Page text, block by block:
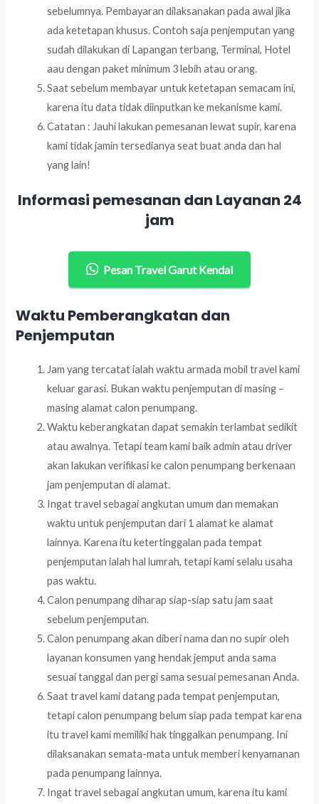
sebelumnya. Pembayaran dilaksanakan pada awal jika
ada ketetapan khusus. Contoh saja penjemputan yang
sudah dilakukan di Lapangan terbang, Terminal, Hotel
aau dengan paket minimum 3 lebih atau orang.
Saat sebelum membayar untuk ketetapan semacam ini,
karena itu data tidak diinputkan ke mekanisme kami.
Catatan : Jauhi lakukan pemesanan lewat supir, karena
kami tidak jamin tersedianya seat buat anda dan hal
yang lain!
Informasi pemesanan dan Layanan 24
jam
Pesan Travel Garut Kendal
Waktu Pemberangkatan dan
Penjemputan
Jam yang tercatat ialah waktu armada mobil travel kami
keluar garasi. Bukan waktu penjemputan di masing –
masing alamat calon penumpang.
Waktu keberangkatan dapat semakin terlambat sedikit
atau awalnya. Tetapi team kami baik admin atau driver
akan lakukan verifikasi ke calon penumpang berkenaan
jam penjemputan di alamat.
Ingat travel sebagai angkutan umum dan memakan
waktu untuk penjemputan dari 1 alamat ke alamat
lainnya. Karena itu ketertinggalan pada tempat
penjemputan ialah hal lumrah, tetapi kami selalu usaha
pas waktu.
Calon penumpang diharap siap-siap satu jam saat
sebelum penjemputan.
Calon penumpang akan diberi nama dan no supir oleh
layanan konsumen yang hendak jemput anda sama
sesuai tanggal dan pergi sama sesuai pemesanan Anda.
Saat travel kami datang pada tempat penjemputan,
tetapi calon penumpang belum siap pada tempat karena
itu travel kami memiliki hak tinggalkan penumpang. Ini
dilaksanakan semata-mata untuk memberi kenyamanan
pada penumpang lainnya.
Ingat travel sebagai angkutan umum, karena itu kami